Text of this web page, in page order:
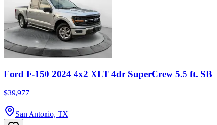
Ford F-150 2024 4x2 XLT 4dr SuperCrew 5.5 ft. SB
$39,977
San Antonio, TX